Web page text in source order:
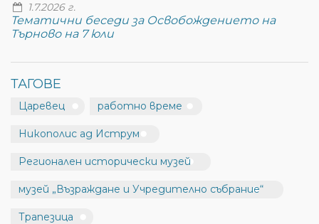
1.7.2026 г.
Тематични беседи за Освобождението на
Търново на 7 юли
ТАГОВЕ
Царевец работно време
Никополис ад Иструм
Регионален исторически музей
музей „Възраждане и Учредително събрание“
Трапезица